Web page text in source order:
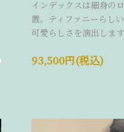
インデックスは細身の
置。ティファニーらし
可愛らしさを演出します
93,500円(税込)